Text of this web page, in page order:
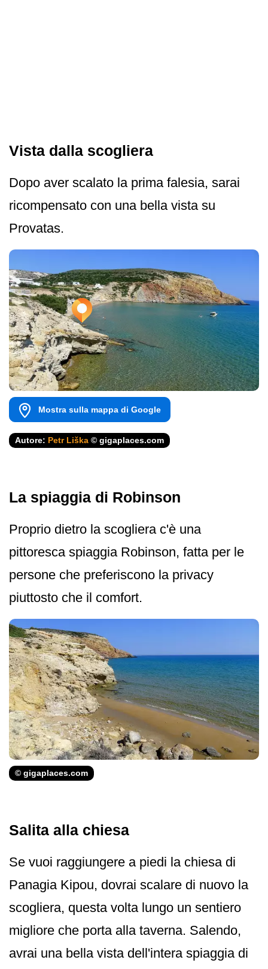
Vista dalla scogliera
Dopo aver scalato la prima falesia, sarai
ricompensato con una bella vista su
Provatas.
Mostra sulla mappa di Google
Autore: Petr Liška © gigaplaces.com
La spiaggia di Robinson
Proprio dietro la scogliera c'è una
pittoresca spiaggia Robinson, fatta per le
persone che preferiscono la privacy
piuttosto che il comfort.
© gigaplaces.com
Salita alla chiesa
Se vuoi raggiungere a piedi la chiesa di
Panagia Kipou, dovrai scalare di nuovo la
scogliera, questa volta lungo un sentiero
migliore che porta alla taverna. Salendo,
avrai una bella vista dell'intera spiaggia di